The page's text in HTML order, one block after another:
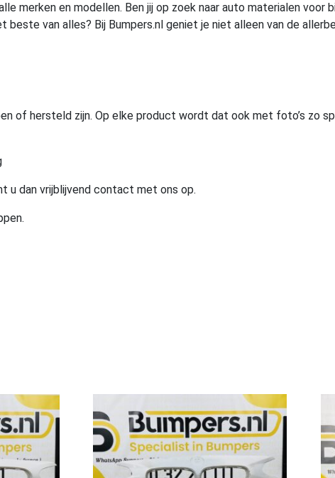
merken en modellen. Ben jij op zoek naar auto materialen voor
van alles? Bij Bumpers.nl geniet je niet alleen van de
of hersteld zijn. Op elke product wordt dat ook met foto’s zo
u dan vrijblijvend contact met ons op.